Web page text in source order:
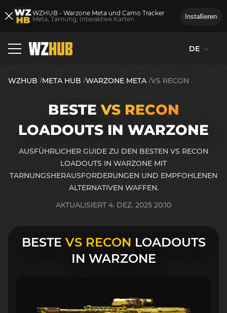
WZHUB - Warzone Meta und Camo Tracker
Meta, Tarnung, Interaktive Karten
Installieren
DE
WZHUB META HUB WARZONE META VS RECON
BESTE VS RECON
LOADOUTS IN WARZONE
AUSFÜHRLICHER GUIDE ZU DEN BESTEN VS RECON
LOADOUTS IN WARZONE MIT
TARNUNGSHERAUSFORDERUNGEN UND EMPFOHLENEN
ALTERNATIVEN WAFFEN.
AKTUALISIERT 4. DEZ. 2025 20:10
BESTE VS RECON LOADOUTS
IN WARZONE